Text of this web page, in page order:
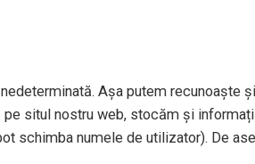
Așa putem
situl nostru web, stocăm și
schimba numele de utilizator). De